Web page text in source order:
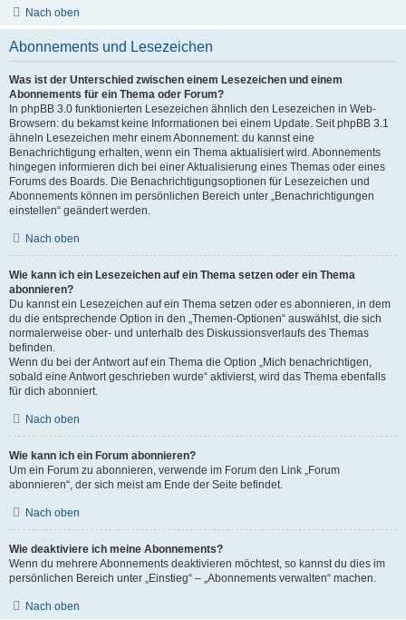
Nach oben
Abonnements und Lesezeichen
Was ist der Unterschied zwischen einem Lesezeichen und einem
Abonnements für ein Thema oder Forum?
In phpBB 3.0 funktionierten Lesezeichen ähnlich den Lesezeichen in Web-
Browsern: du bekamst keine Informationen bei einem Update. Seit phpBB 3.1
ähneln Lesezeichen mehr einem Abonnement: du kannst eine
Benachrichtigung erhalten, wenn ein Thema aktualisiert wird. Abonnements
hingegen informieren dich bei einer Aktualisierung eines Themas oder eines
Forums des Boards. Die Benachrichtigungsoptionen für Lesezeichen und
Abonnements können im persönlichen Bereich unter „Benachrichtigungen
einstellen“ geändert werden.
Nach oben
Wie kann ich ein Lesezeichen auf ein Thema setzen oder ein Thema
abonnieren?
Du kannst ein Lesezeichen auf ein Thema setzen oder es abonnieren, in dem
du die entsprechende Option in den „Themen-Optionen“ auswählst, die sich
normalerweise ober- und unterhalb des Diskussionsverlaufs des Themas
befinden.
Wenn du bei der Antwort auf ein Thema die Option „Mich benachrichtigen,
sobald eine Antwort geschrieben wurde“ aktivierst, wird das Thema ebenfalls
für dich abonniert.
Nach oben
Wie kann ich ein Forum abonnieren?
Um ein Forum zu abonnieren, verwende im Forum den Link „Forum
abonnieren“, der sich meist am Ende der Seite befindet.
Nach oben
Wie deaktiviere ich meine Abonnements?
Wenn du mehrere Abonnements deaktivieren möchtest, so kannst du dies im
persönlichen Bereich unter „Einstieg“ – „Abonnements verwalten“ machen.
Nach oben